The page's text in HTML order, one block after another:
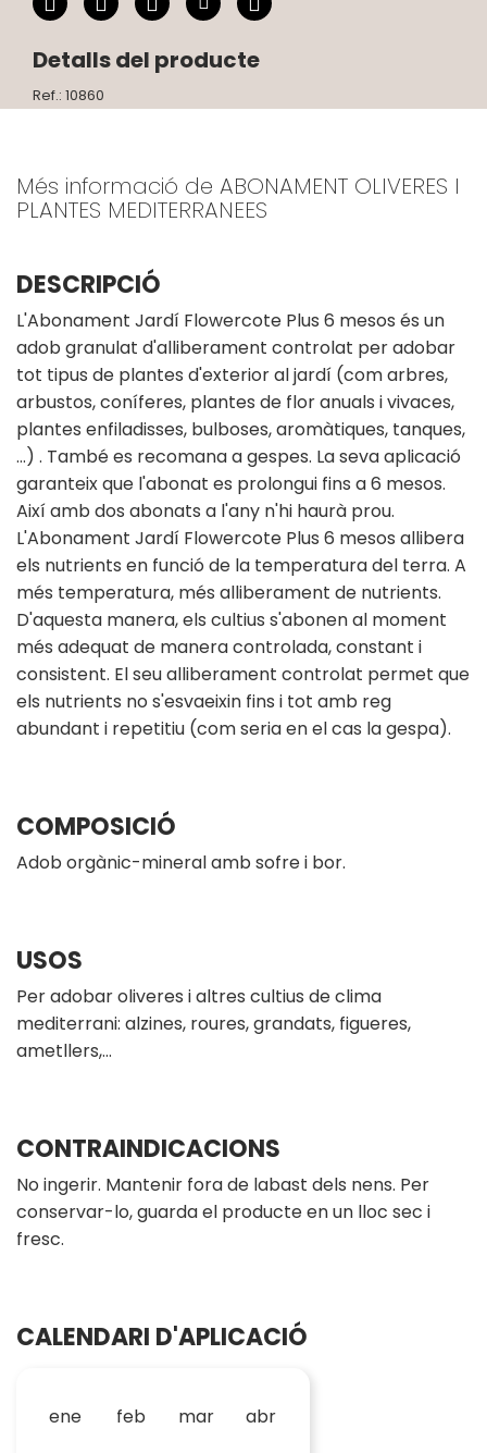
Detalls del producte
Ref.: 10860
Més informació de ABONAMENT OLIVERES I
PLANTES MEDITERRANEES
DESCRIPCIÓ
L'Abonament Jardí Flowercote Plus 6 mesos és un
adob granulat d'alliberament controlat per adobar
tot tipus de plantes d'exterior al jardí (com arbres,
arbustos, coníferes, plantes de flor anuals i vivaces,
plantes enfiladisses, bulboses, aromàtiques, tanques,
…) . També es recomana a gespes. La seva aplicació
garanteix que l'abonat es prolongui fins a 6 mesos.
Així amb dos abonats a l'any n'hi haurà prou.
L'Abonament Jardí Flowercote Plus 6 mesos allibera
els nutrients en funció de la temperatura del terra. A
més temperatura, més alliberament de nutrients.
D'aquesta manera, els cultius s'abonen al moment
més adequat de manera controlada, constant i
consistent. El seu alliberament controlat permet que
els nutrients no s'esvaeixin fins i tot amb reg
abundant i repetitiu (com seria en el cas la gespa).
COMPOSICIÓ
Adob orgànic-mineral amb sofre i bor.
USOS
Per adobar oliveres i altres cultius de clima
mediterrani: alzines, roures, grandats, figueres,
ametllers,…
CONTRAINDICACIONS
No ingerir. Mantenir fora de labast dels nens. Per
conservar-lo, guarda el producte en un lloc sec i
fresc.
CALENDARI D'APLICACIÓ
ene feb mar abr